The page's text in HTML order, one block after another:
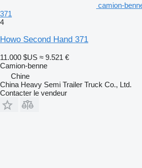
camion-
371
4
Howo Second Hand 371
11.000 $US ≈ 9.521 €
Camion-benne
Chine
China Heavy Semi Trailer Truck Co., Ltd.
Contacter le vendeur